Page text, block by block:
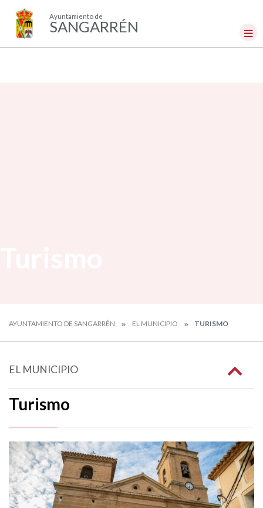
Ayuntamiento de
SANGARRÉN
AYUNTAMIENTO DE SANGARRÉN EL MUNICIPIO TURISMO
EL MUNICIPIO
Turismo